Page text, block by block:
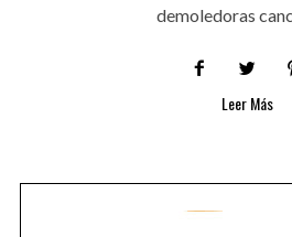
demoledoras
Leer Más